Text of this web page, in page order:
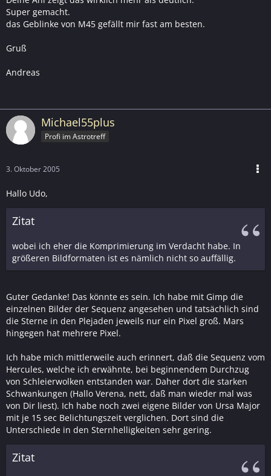
Super gemacht.
das Geblinke von M45 gefällt mir fast am besten.
Gruß
Andreas
Michael55plus
Profi im Astrotreff
3. Oktober 2005
Hallo Udo,
Zitat
wobei ich eher die Komprimierung im Verdacht habe. In
größeren Bildformaten ist es nämlich nicht so auffällig.
Guter Gedanke! Das könnte es sein. Ich habe mit Gimp die
einzelnen Bilder der Sequenz angesehen und tatsächlich sind
die Sterne in den Plejaden jeweils nur ein Pixel groß. Mars
hingegen hat mehrere Pixel.
Ich habe mich mittlerweile auch erinnert, daß die Sequenz vom
Hercules, welche ich erwähnte, bei beginnendem Durchzug
von Schleierwolken entstanden war. Daher dort die starken
Schwankungen (Hallo Verena, nett, daß man wieder mal was
von Dir liest). Ich habe noch zwei eigene Bilder von Ursa Major
mit je 15 sec Belichtungszeit verglichen. Dort sind die
Unterschiede in den Sternhelligkeiten sehr gering.
Zitat